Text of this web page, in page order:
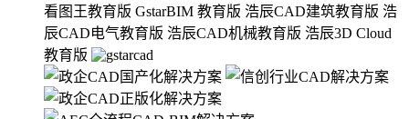
看图王教育版 GstarBIM 教育版 浩辰CAD建筑教育版 浩
辰CAD电气教育版 浩辰CAD机械教育版 浩辰3D Cloud
教育版